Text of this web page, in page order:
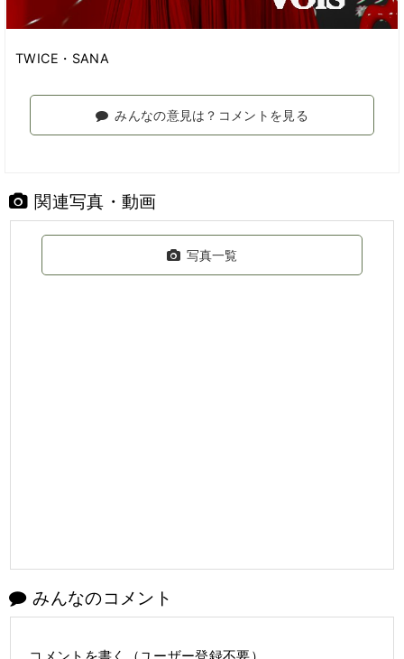
TWICE・SANA
みんなの意見は？コメントを見る
関連写真・動画
写真一覧
みんなのコメント